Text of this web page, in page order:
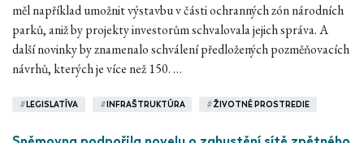
měl například umožnit výstavbu v části ochranných zón národních
parků, aniž by projekty investorům schvalovala jejich správa. A
další novinky by znamenalo schválení předložených pozměňovacích
návrhů, kterých je více než 150. …
# LEGISLATÍVA # INFRAŠTRUKTÚRA #ŽIVOTNÉ PROSTREDIE